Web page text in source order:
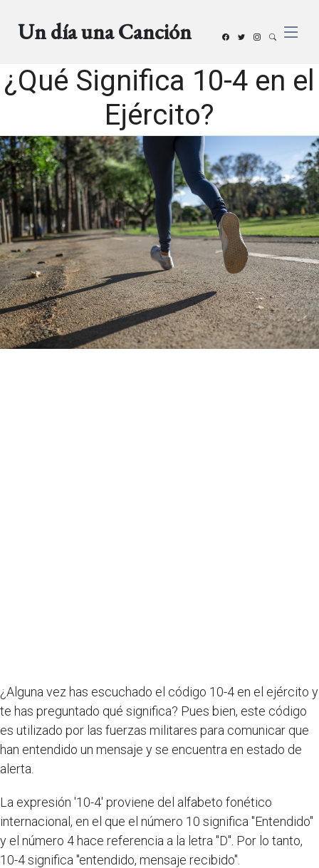
Un día una Canción
¿Qué Significa 10-4 en el
Ejército?
¿Alguna vez has escuchado el código 10-4 en el ejército y
te has preguntado qué significa? Pues bien, este código
es utilizado por las fuerzas militares para comunicar que
han entendido un mensaje y se encuentra en estado de
alerta.
La expresión '10-4' proviene del alfabeto fonético
internacional, en el que el número 10 significa "Entendido"
y el número 4 hace referencia a la letra "D". Por lo tanto,
10-4 significa "entendido, mensaje recibido".